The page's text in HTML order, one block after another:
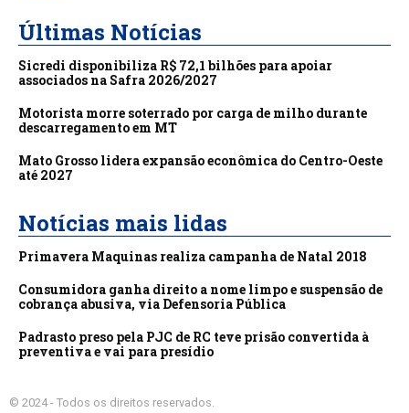
Últimas Notícias
Sicredi disponibiliza R$ 72,1 bilhões para apoiar
associados na Safra 2026/2027
Motorista morre soterrado por carga de milho durante
descarregamento em MT
Mato Grosso lidera expansão econômica do Centro-Oeste
até 2027
Notícias mais lidas
Primavera Maquinas realiza campanha de Natal 2018
Consumidora ganha direito a nome limpo e suspensão de
cobrança abusiva, via Defensoria Pública
Padrasto preso pela PJC de RC teve prisão convertida à
preventiva e vai para presídio
© 2024 - Todos os direitos reservados.